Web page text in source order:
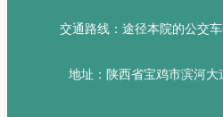
交通路线：途径本院的公交
地址：陕西省宝鸡市滨河大